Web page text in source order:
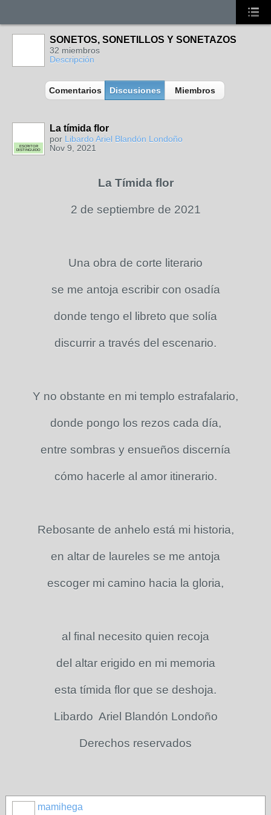
SONETOS, SONETILLOS Y SONETAZOS
32 miembros
Descripción
Comentarios Discusiones Miembros
ESCRITOR
DISTINGUIDO
La tímida flor
por Libardo Ariel Blandón Londoño
Nov 9, 2021
La Tímida flor
2 de septiembre de 2021
Una obra de corte literario
se me antoja escribir con osadía
donde tengo el libreto que solía
discurrir a través del escenario.
Y no obstante en mi templo estrafalario,
donde pongo los rezos cada día,
entre sombras y ensueños discernía
cómo hacerle al amor itinerario.
Rebosante de anhelo está mi historia,
en altar de laureles se me antoja
escoger mi camino hacia la gloria,
al final necesito quien recoja
del altar erigido en mi memoria
esta tímida flor que se deshoja.
Libardo Ariel Blandón Londoño
Derechos reservados
mamihega